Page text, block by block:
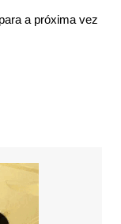
a próxima vez